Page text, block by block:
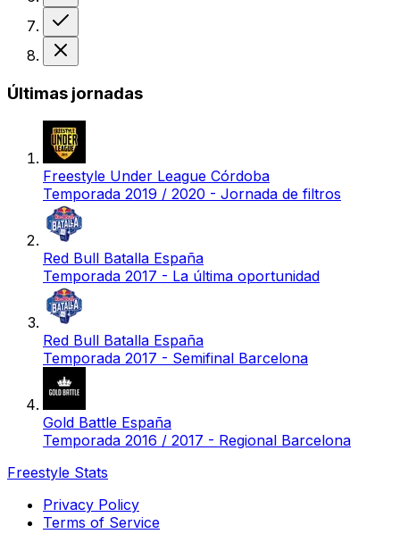
Últimas jornadas
Freestyle Under League Córdoba
Temporada 2019 / 2020 - Jornada de filtros
Red Bull Batalla España
Temporada 2017 - La última oportunidad
Red Bull Batalla España
Temporada 2017 - Semifinal Barcelona
Gold Battle España
Temporada 2016 / 2017 - Regional Barcelona
Freestyle Stats
Privacy Policy
Terms of Service